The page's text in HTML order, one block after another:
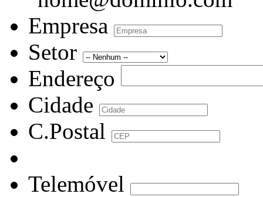
Empresa
Setor
Endereço
Cidade
C.Postal
Telemóvel